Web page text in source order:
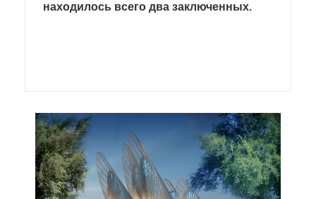
находилось всего два заключенных.